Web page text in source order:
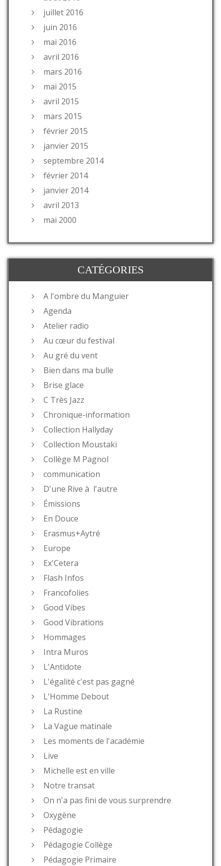
juillet 2016
juin 2016
mai 2016
avril 2016
mars 2016
mai 2015
avril 2015
mars 2015
février 2015
janvier 2015
septembre 2014
février 2014
janvier 2014
avril 2013
mai 2000
CATÉGORIES
A l'ombre du Manguier
Agenda
Atelier radio
Au cœur du festival
Au gré du vent
Bien dans ma bulle
Brise glace
C Très Jazz
Chronique-information
Collection Hallyday
Collection Moustaki
Collège M Pagnol
communication
D'une Rive à l'autre
Émissions
En Douce
Erasmus+Aytré
Europe
Ex'Cetera
Flash Infos
Francofolies
Good Vibes
Good Vibrations
Hommages
Intra Muros
L'Antidote
L'égalité c'est pas gagné
L'Homme Debout
La Rustine
La Vague matinale
Les moments de l'académie
Live
Michelle est en ville
Notre transat
On n'a pas fini de vous surprendre
Oxygène
Pédagogie
Pédagogie Collège
Pédagogie Primaire